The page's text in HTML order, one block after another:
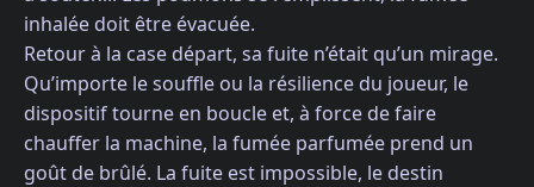
inhalée doit être évacuée.
Retour à la case départ, sa fuite n’était qu’un mirage.
Qu’importe le souffle ou la résilience du joueur, le
dispositif tourne en boucle et, à force de faire
chauffer la machine, la fumée parfumée prend un
goût de brûlé. La fuite est impossible, le destin